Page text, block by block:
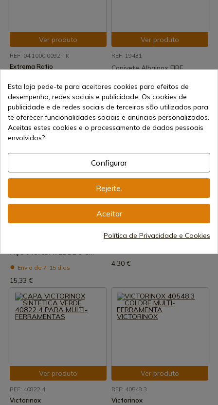
Ver produto
REF: 04.1000.0092-TK
Extrema Ratio
Envio de 7-15 dias
52,00 €
Ver produto
REF: 19431
Canivete Albainox FIRE
Envio de 7-15 dias
19,00 €
Ver produto
Joker
AÇO INOXIDÁVEL DE 9 CM
Envio de 7-15 dias
15,33 €
Ver produto
REF: 34692
RUI COYOTE CANIVETE
COLDRE 34692
4,30 €
Ver produto
REF: 40822.4
Victorinox
Ver produto
REF: 40548.3
Victorinox
Esta loja pede-te para aceitares cookies para efeitos de
desempenho, redes sociais e publicidade. Os cookies de
publicidade e de redes sociais de terceiros são utilizados para
te oferecer funcionalidades sociais e anúncios personalizados.
Aceitas estes cookies e o processamento de dados pessoais
envolvidos?
Configurar
Rejeite.
Aceitar
Política de Privacidade e Cookies